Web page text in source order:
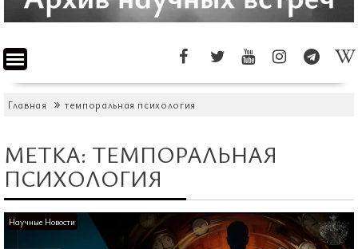
Главная темпоральная психология
МЕТКА: ТЕМПОРАЛЬНАЯ
ПСИХОЛОГИЯ
Научные Новости